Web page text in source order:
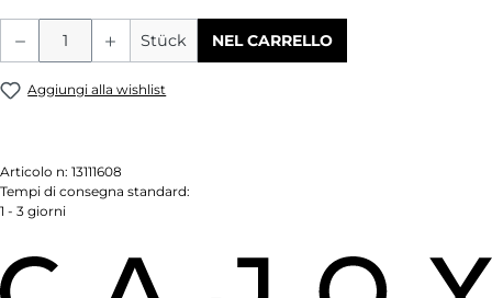
Quantità del prodotto: inserisci la
Stück NEL CARRELLO
Aggiungi alla wishlist
Articolo n: 13111608
Tempi di consegna standard:
1 - 3 giorni